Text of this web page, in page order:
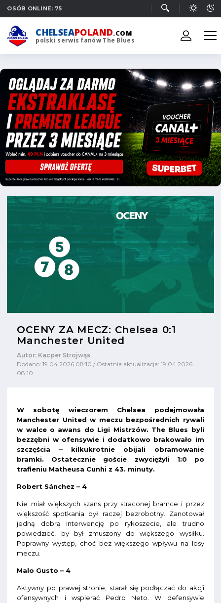
OSÓB ONLINE: 75
CHELSEAPOLAND.COM
polski serwis fanów The Blues
OCENY ZA MECZ: Chelsea 0:1
Manchester United
Autor: Kacper Strojwąs
Dodano: 19.04.2026 08:10 / Ostatnia aktualizacja: 19.04.2026
08:10
W sobotę wieczorem Chelsea podejmowała
Manchester United w meczu bezpośrednich rywali
w walce o awans do Ligi Mistrzów. The Blues byli
bezzębni w ofensywie i dodatkowo brakowało im
szczęścia – kilkukrotnie obijali obramowanie
bramki. Ostatecznie goście zwyciężyli 1:0 po
trafieniu Matheusa Cunhi z 43. minuty.
Robert Sánchez – 4
Nie miał większych szans przy straconej bramce i przez
większość spotkania był raczej bezrobotny. Zanotował
jedną dobrą interwencję po rykoszecie, ale trudno
powiedzieć, by był zmuszony do większego wysiłku.
Poprawny występ, choć bez większego wpływu na losy
meczu.
Malo Gusto – 4
Aktywny po prawej stronie, starał się podłączać do akcji
ofensywnych i wspierać Pedro Neto. W defensywie